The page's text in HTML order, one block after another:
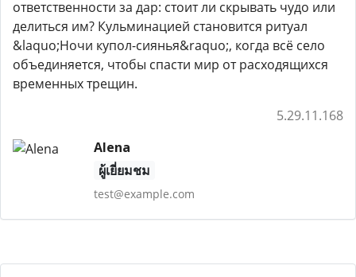
ответственности за дар: стоит ли скрывать чудо или
делиться им? Кульминацией становится ритуал
&laquo;Ночи купол-сиянья&raquo;, когда всё село
объединяется, чтобы спасти мир от расходящихся
временных трещин.
5.29.11.168
Alena
ผู้เยี่ยมชม
test@example.com